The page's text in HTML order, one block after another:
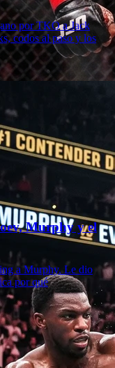
por TKO a Jack
codos al paso y los
Murphy y el
a Murphy. Le dio
por qué